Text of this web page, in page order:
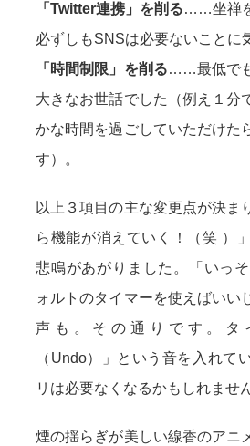
「Twitter連携」を削る……坐禅
必ずしもSNSは必要ないことに
「時間制限」を削る……最低で
大きなお世話でした（例え１分
かな時間を過ごしていただけた
す）。
以上３項目の主な変更点が決ま
ら機能が消えていく！（笑 ）
悲鳴があがりました。「いっ
ォルトのタイマーを使えばいい
声も。その通りです。タ
（Undo）」という音を入れて
リは必要なくなるかもしれませ
煙の揺らぎが美しい線香のアニ